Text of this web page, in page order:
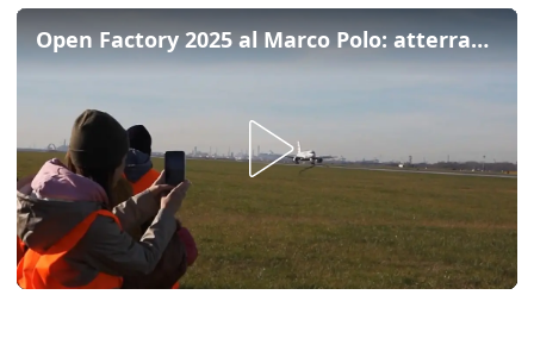
Open Factory 2025 al Marco Polo: atterraggi a pochi metri e falconieri lungo la pista